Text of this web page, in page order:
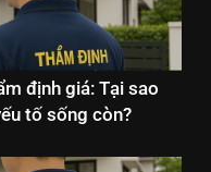
định giá: Tại sao
tố sống còn?